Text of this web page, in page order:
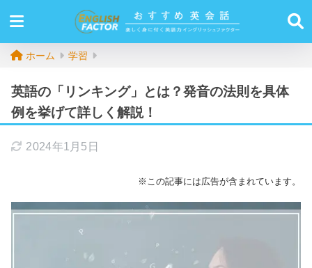
ホーム 学習
英語の「リンキング」とは？発音の法則を具体
例を挙げて詳しく解説！
2024年1月5日
※この記事には広告が含まれています。